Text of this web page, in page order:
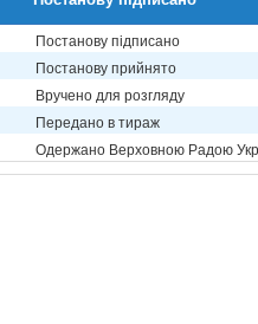
Постанову підписано
Постанову прийнято
Вручено для розгляду
Передано в тираж
Одержано Верховною Радою